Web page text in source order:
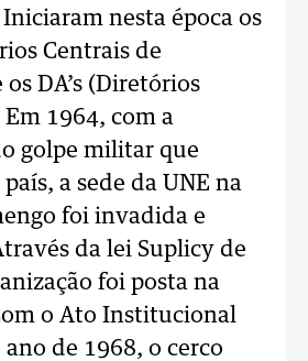
nesta época os
Centrais de
DA’s (Diretórios
1964, com a
golpe militar que
a sede da UNE na
foi invadida e
da lei Suplicy de
foi posta na
o Ato Institucional
de 1968, o cerco